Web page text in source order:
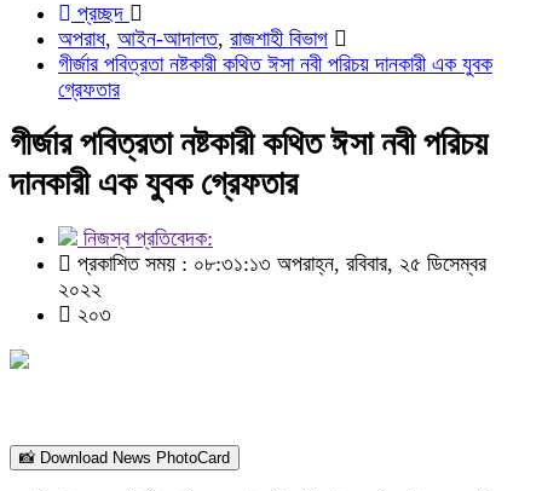
প্রচ্ছদ
অপরাধ, আইন-আদালত, রাজশাহী বিভাগ
গীর্জার পবিত্রতা নষ্টকারী কথিত ঈসা নবী পরিচয় দানকারী এক যুবক
গ্রেফতার
গীর্জার পবিত্রতা নষ্টকারী কথিত ঈসা নবী পরিচয়
দানকারী এক যুবক গ্রেফতার
নিজস্ব প্রতিবেদক:
প্রকাশিত সময় : ০৮:৩১:১৩ অপরাহ্ন, রবিবার, ২৫ ডিসেম্বর
২০২২
২০৩
📸 Download News PhotoCard